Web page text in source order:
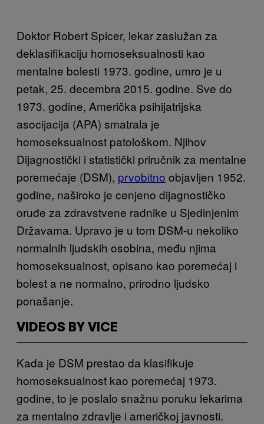
Doktor Robert Spicer, lekar zaslužan za
deklasifikaciju homoseksualnosti kao
mentalne bolesti 1973. godine, umro je u
petak, 25. decembra 2015. godine. Sve do
1973. godine, Američka psihijatrijska
asocijacija (APA) smatrala je
homoseksualnost patološkom. Njihov
Dijagnostički i statistički priručnik za mentalne
poremećaje (DSM), prvobitno objavljen 1952.
godine, naširoko je cenjeno dijagnostičko
oruđe za zdravstvene radnike u Sjedinjenim
Državama. Upravo je u tom DSM-u nekoliko
normalnih ljudskih osobina, među njima
homoseksualnost, opisano kao poremećaj i
bolest a ne normalno, prirodno ljudsko
ponašanje.
VIDEOS BY VICE
Kada je DSM prestao da klasifikuje
homoseksualnost kao poremećaj 1973.
godine, to je poslalo snažnu poruku lekarima
za mentalno zdravlje i američkoj javnosti.